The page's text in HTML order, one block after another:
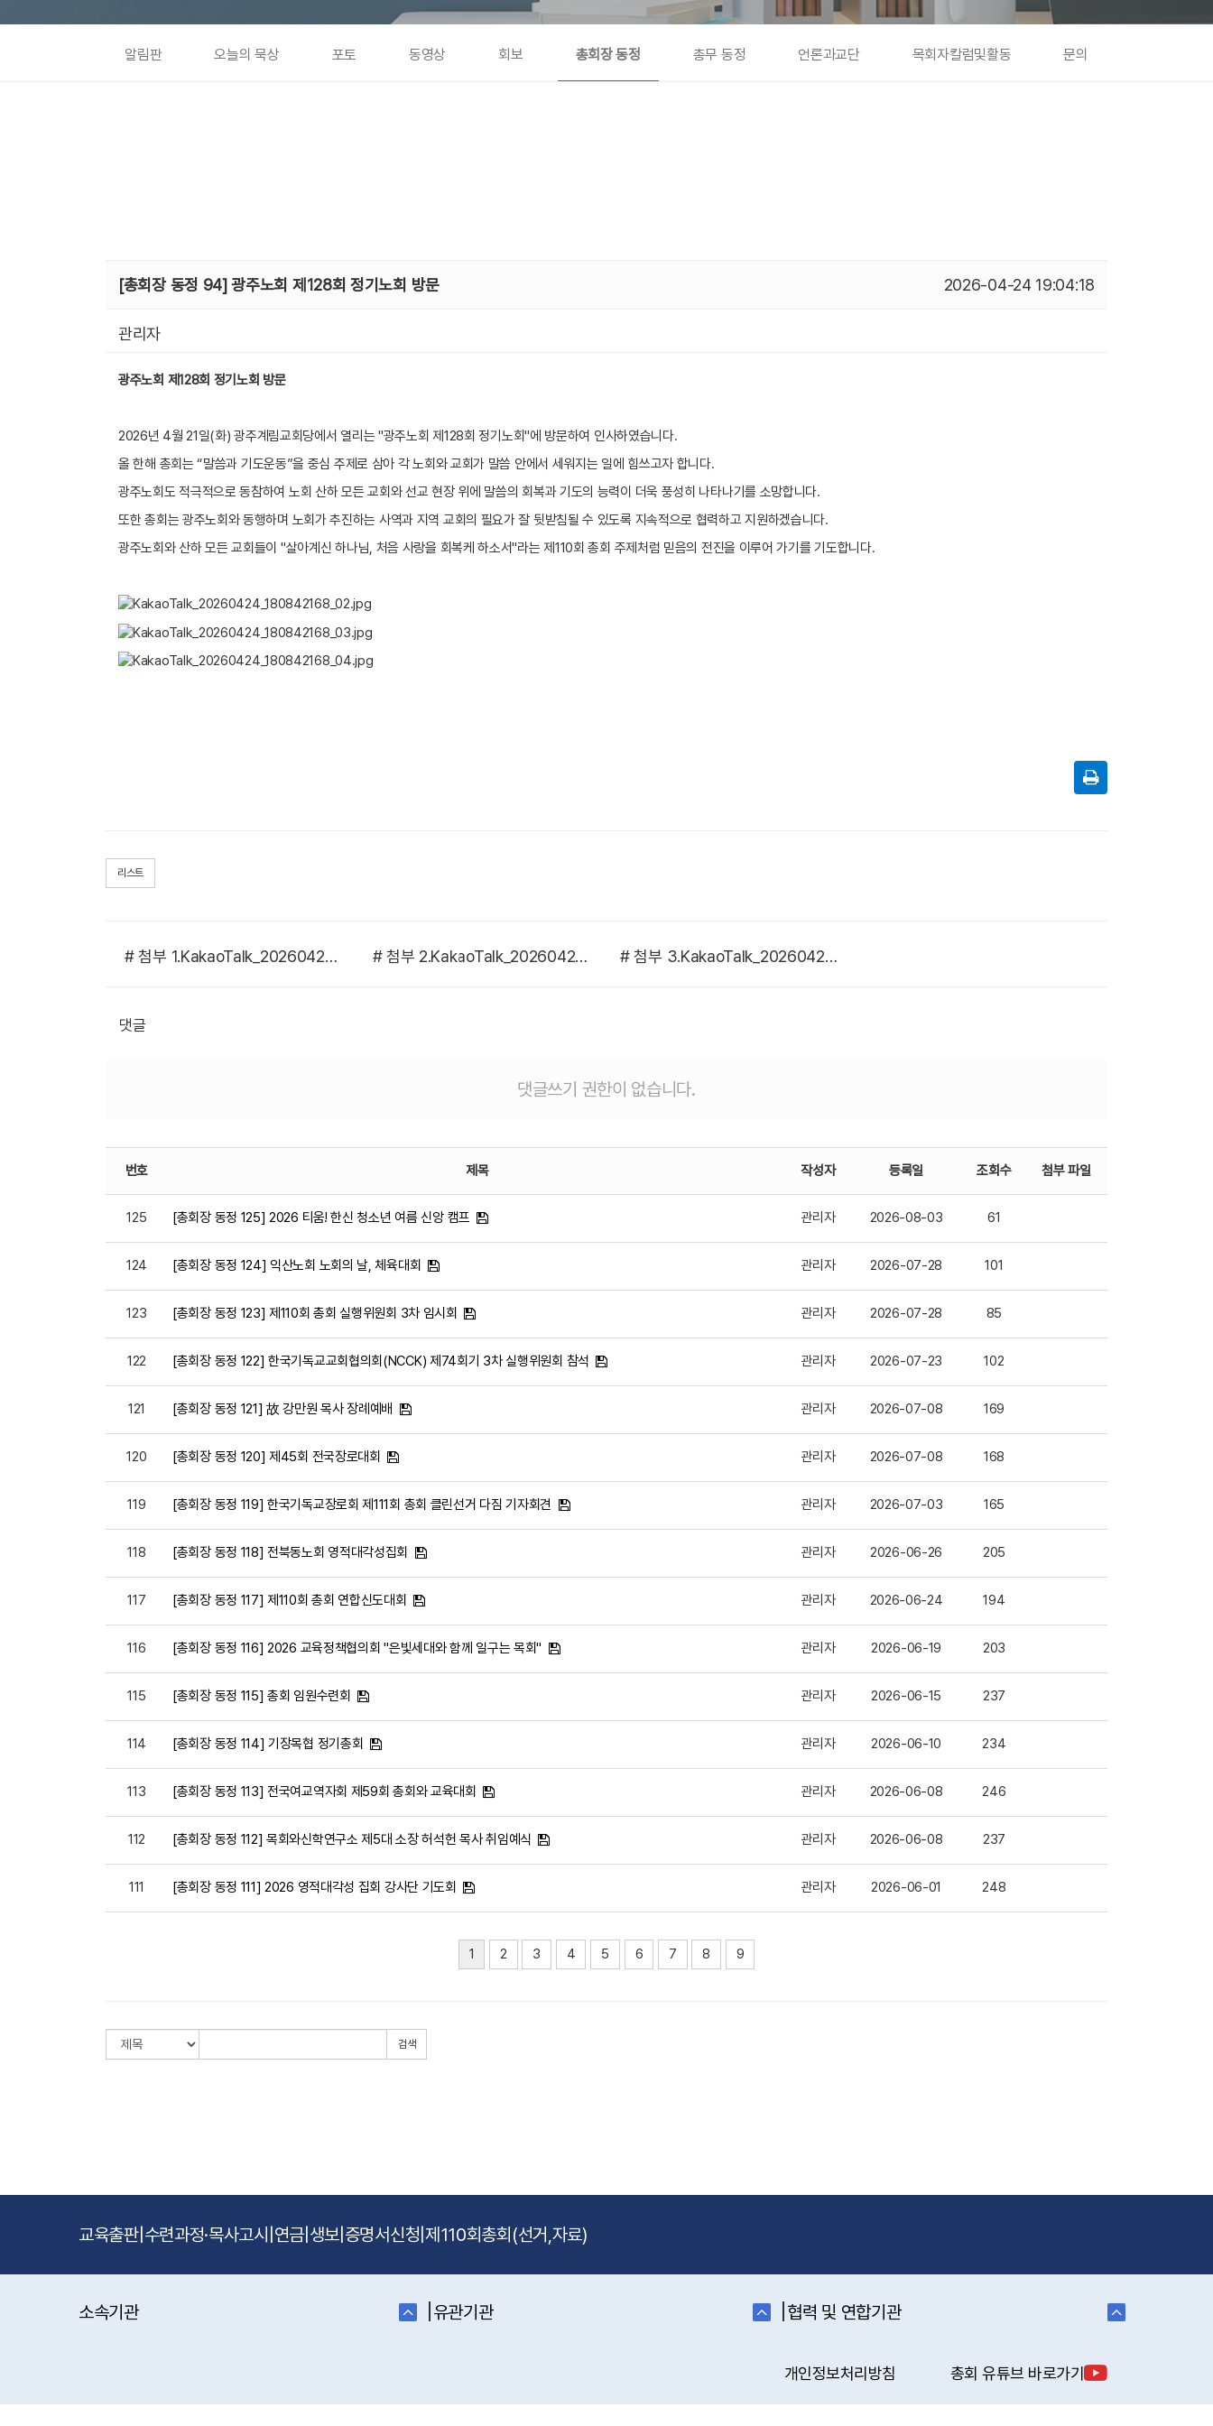
알림판 오늘의 묵상 포토 동영상 회보 총회장 동정 총무 동정 언론과교단 목회자칼럼및활동 문의
[총회장 동정 94] 광주노회 제128회 정기노회 방문 2026-04-24 19:04:18
관리자
광주노회 제128회 정기노회 방문
2026년 4월21일(화)광주계림교회당에서 열리는"광주노회 제 128회 정기노회"에 방문하여 인사하였습니다.
올 한해 총회는“말씀과 기도운동”을 중심 주제로 삼아 각 노회와 교회가 말씀 안에서 세워지는 일에 힘쓰고자 합니다.
광주노회도 적극적으로 동참하여 노회 산하 모든 교회와 선교 현장 위에 말씀의 회복과 기도의 능력이 더욱 풍성히 나타나기를 소망합니다.
또한 총회는 광주노회와 동행하며 노회가 추진하는 사역과 지역 교회의 필요가 잘 뒷받침될 수 있도록 지속적으로 협력하고 지원하겠습니다.
광주노회와 산하 모든 교회들이 "살아계신 하나님, 처음 사랑을 회복케 하소서"라는 제 110회 총회 주제처럼 믿음의 전진을 이루어 가기를 기도합니다.
리스트
# 첨부 1.KakaoTalk_20260424_180842168_02.jpg # 첨부 2.KakaoTalk_20260424_180842168_03.jpg # 첨부 3.KakaoTalk_20260424_180842168_04.jpg
댓글
댓글쓰기 권한이 없습니다.
번호 제목 작성자 등록일 조회수 첨부 파일
125 [총회장 동정 125] 2026 티움! 한신 청소년 여름 신앙 캠프 관리자 2026-08-03 61
124 [총회장 동정 124] 익산노회 노회의 날, 체육대회 관리자 2026-07-28 101
123 [총회장 동정 123] 제110회 총회 실행위원회 3차 임시회 관리자 2026-07-28 85
122 [총회장 동정 122] 한국기독교교회협의회(NCCK) 제74회기 3차 실행위원회 참석 관리자 2026-07-23 102
121 [총회장 동정 121] 故 강만원 목사 장례예배 관리자 2026-07-08 169
120 [총회장 동정 120] 제45회 전국장로대회 관리자 2026-07-08 168
119 [총회장 동정 119] 한국기독교장로회 제111회 총회 클린선거 다짐 기자회견 관리자 2026-07-03 165
118 [총회장 동정 118] 전북동노회 영적대각성집회 관리자 2026-06-26 205
117 [총회장 동정 117] 제110회 총회 연합신도대회 관리자 2026-06-24 194
116 [총회장 동정 116] 2026 교육정책협의회 "은빛세대와 함께 일구는 목회" 관리자 2026-06-19 203
115 [총회장 동정 115] 총회 임원수련회 관리자 2026-06-15 237
114 [총회장 동정 114] 기장목협 정기총회 관리자 2026-06-10 234
113 [총회장 동정 113] 전국여교역자회 제59회 총회와 교육대회 관리자 2026-06-08 246
112 [총회장 동정 112] 목회와신학연구소 제5대 소장 허석헌 목사 취임예식 관리자 2026-06-08 237
111 [총회장 동정 111] 2026 영적대각성 집회 강사단 기도회 관리자 2026-06-01 248
1 2 3 4 5 6 7 8 9
검색
교육출판| 수련과정·목사고시 연금| 생보 증명서신청 제110회총회(선거,자료)
소속기관 유관기관 협력 및 연합기관
개인정보처리방침 총회 유튜브 바로가기